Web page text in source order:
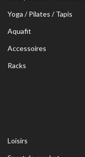
Yoga / Pilates / Tapis
Aquafit
Accessoires
Racks
Loisirs